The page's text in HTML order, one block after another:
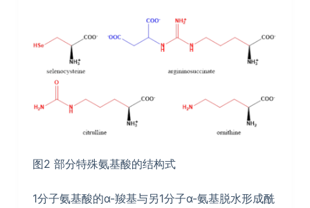
图2 部分特殊氨基酸的结构式
1分子氨基酸的α-羧基与另1分子α-氨基脱水形成酰